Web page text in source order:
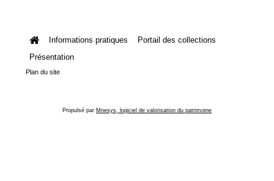
Informations pratiques
Portail des collections
Présentation
Plan du site
Propulsé par Mnesys, logiciel de valorisation du patrimoine